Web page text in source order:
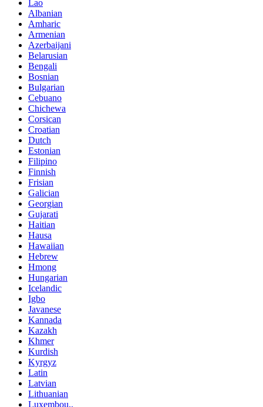
Lao
Albanian
Amharic
Armenian
Azerbaijani
Belarusian
Bengali
Bosnian
Bulgarian
Cebuano
Chichewa
Corsican
Croatian
Dutch
Estonian
Filipino
Finnish
Frisian
Galician
Georgian
Gujarati
Haitian
Hausa
Hawaiian
Hebrew
Hmong
Hungarian
Icelandic
Igbo
Javanese
Kannada
Kazakh
Khmer
Kurdish
Kyrgyz
Latin
Latvian
Lithuanian
Luxembou..